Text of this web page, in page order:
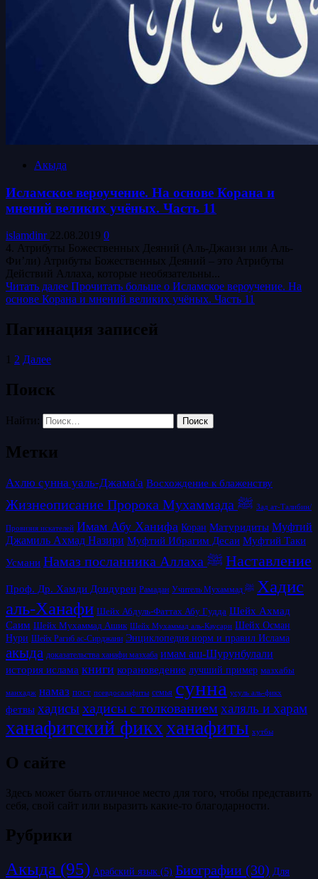
Акыда
Исламское вероучение. На основе Корана и
мнений великих учёных. Часть 11
islamdinr 22.08.2019 0
4. Атрибуты Божественных Деяний (Аль-Джаизи или Аль-
Фи’ли) Атрибуты Божественных Деяний – это Атрибуты
Действий Аллаха, которые необязательны...
Читать далее Прочитать больше о Исламское вероучение. На
основе Корана и мнений великих учёных. Часть 11
Пагинация записей
1 2 Далее
Поиск
Найти:
Метки
Ахлю сунна уаль-Джама'а Восхождение к блаженству
Жизнеописание Пророка Мухаммада ﷺ Зад ат-Талибин/
Провизия искателей Имам Абу Ханифа Коран Матуридиты Муфтий
Джамиль Ахмад Назири Муфтий Ибрагим Десаи Муфтий Таки
Усмани
Намаз посланника Аллаха ﷺ Наставление
Проф. Др. Хамди Дондурен Рамадан Учитель Мухаммад ﷺ Хадис
аль-Ханафи Шейх Абдуль-Фаттах Абу Гудда Шейх Ахмад
Саим Шейх Мухаммад Ашик Шейх Мухаммад аль-Каусари Шейх Осман
Нури Шейх Рагиб ас-Сирджани Энциклопедия норм и правил Ислама
акыда доказательства ханафи мазхаба имам аш-Шурунбулали
история ислама книги корановедение лучший пример мазхабы
манхадж намаз пост псевдосалафиты семья сунна усуль аль-фикх
фетвы хадисыхадисы с толкованием халяль и харам
ханафитский фикхханафиты хутбы
О сайте
Здесь может быть отличное место для того, чтобы представить
себя, свой сайт или выразить какие-то благодарности.
Рубрики
Акыда (95) Арабский язык (5) Биографии (30) Для